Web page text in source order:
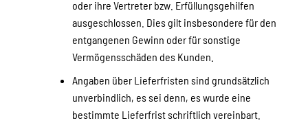
oder ihre Vertreter bzw. Erfüllungsgehilfen
ausgeschlossen. Dies gilt insbesondere für den
entgangenen Gewinn oder für sonstige
Vermögensschäden des Kunden.
Angaben über Lieferfristen sind grundsätzlich
unverbindlich, es sei denn, es wurde eine
bestimmte Lieferfrist schriftlich vereinbart.